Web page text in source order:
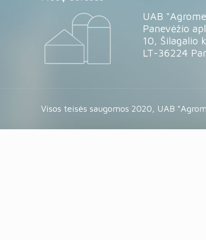
UAB
Panevėžio
10, Šilagalio
LT-36224
Visos teisės saugomos 2020, UAB